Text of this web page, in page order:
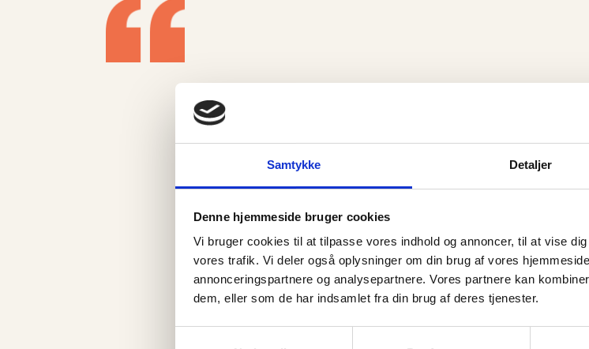
Samtykke Detaljer
Denne hjemmeside bruger cookies
Vi bruger cookies til at tilpasse vores indhold og annoncer, til at vise
vores trafik. Vi deler også oplysninger om din brug af vores
annonceringspartnere og analysepartnere. Vores partnere kan
dem, eller som de har indsamlet fra din brug af deres tjenester.
Udtalelser
For det første, tusind tak arnannguaq for at have skabt
rigtig mange fordele, Jeg lever sundere liv, mere glæde, sætte
til at opnå bedre resultater, og meget mere Hvis vi ikke
mindset.
Det viste sig at hvor vigtigt det er at finde kærligheden til sig
Jeg har aldrig nogensinde følt den store lykke, og nu har jeg